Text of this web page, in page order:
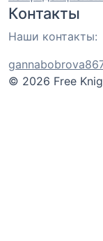
Контакты
Наши контакты:
© 2026 Free